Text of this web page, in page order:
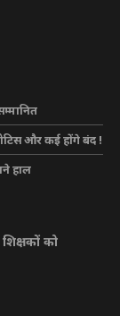
और कई होंगे बंद !
हाल
को